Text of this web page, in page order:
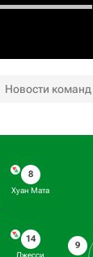
Новости команд
8
Хуан Мата
14
Джесси
9